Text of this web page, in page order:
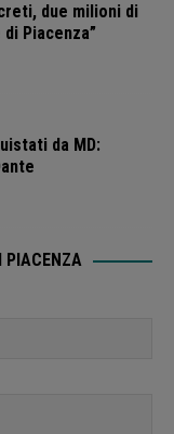
due milioni di
Piacenza”
da MD:
PIACENZA